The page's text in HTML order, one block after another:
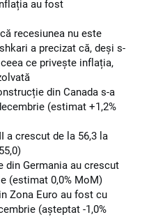
au fost
recesiunea nu este
a precizat că, deși s-
ce privește inflația,
din Canada s-a
(estimat +1,2%
a crescut de la 56,3 la
din Germania au crescut
(estimat 0,0% MoM)
Zona Euro au fost cu
(așteptat -1,0%